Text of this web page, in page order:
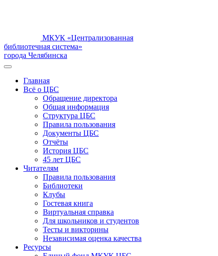
МКУК «Централизованная
библиотечная система»
города Челябинска
Главная
Всё о ЦБС
Обращение директора
Общая информация
Структура ЦБС
Правила пользования
Документы ЦБС
Отчёты
История ЦБС
45 лет ЦБС
Читателям
Правила пользования
Библиотеки
Клубы
Гостевая книга
Виртуальная справка
Для школьников и студентов
Тесты и викторины
Независимая оценка качества
Ресурсы